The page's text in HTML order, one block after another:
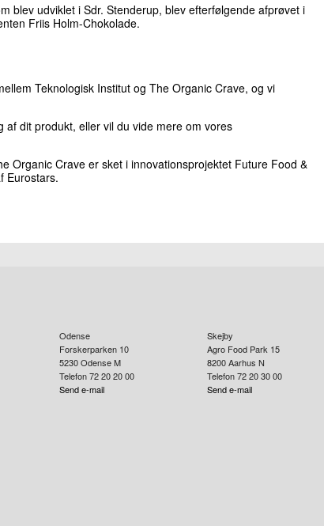
blev udviklet i Sdr. Stenderup, blev efterfølgende afprøvet i
Friis Holm-Chokolade.
Teknologisk Institut og The Organic Crave, og vi
dit produkt, eller vil du vide mere om vores
Organic Crave er sket i innovationsprojektet Future Food &
Eurostars.
Odense
Forskerparken 10
5230 Odense M
Telefon 72 20 20 00
Send e-mail
Skejby
Agro Food Park 15
8200Aarhus N
Telefon 72 20 30 00
Send e-mail